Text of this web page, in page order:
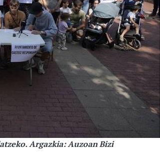
Argazkia: Auzoan Bizi